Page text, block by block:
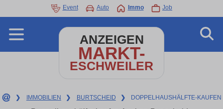
Event Auto Immo Job
ANZEIGEN
MARKT-
ESCHWEILER
❯ IMMOBILIEN ❯ BURTSCHEID ❯ DOPPELHAUSHÄLFTE-KAUFEN